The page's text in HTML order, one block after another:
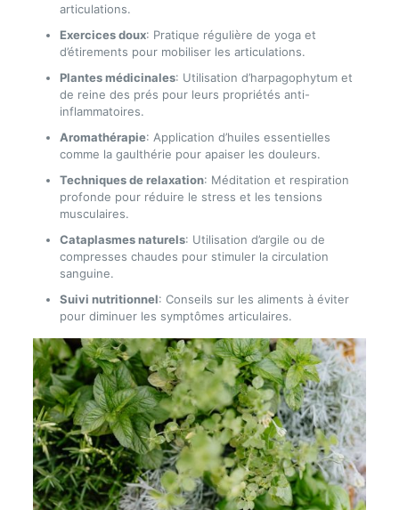
articulations.
Exercices doux: Pratique régulière de yoga et
d’étirements pour mobiliser les articulations.
Plantes médicinales: Utilisation d’harpagophytum et
de reine des prés pour leurs propriétés anti-
inflammatoires.
Aromathérapie: Application d’huiles essentielles
comme la gaulthérie pour apaiser les douleurs.
Techniques de relaxation: Méditation et respiration
profonde pour réduire le stress et les tensions
musculaires.
Cataplasmes naturels: Utilisation d’argile ou de
compresses chaudes pour stimuler la circulation
sanguine.
Suivi nutritionnel: Conseils sur les aliments à éviter
pour diminuer les symptômes articulaires.